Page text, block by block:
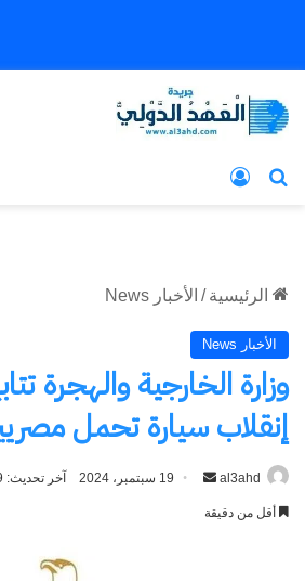
بحث عن
الرئيسية / الأخبار News
الأخبار News
وزارة الخارجية والهجرة
إنقلاب سيارة تحمل
al3ahd
أرسل 19 سبتمبر، 2024 آخر تحديث: 19 سبتمبر، 2024
أقل من دقيقة